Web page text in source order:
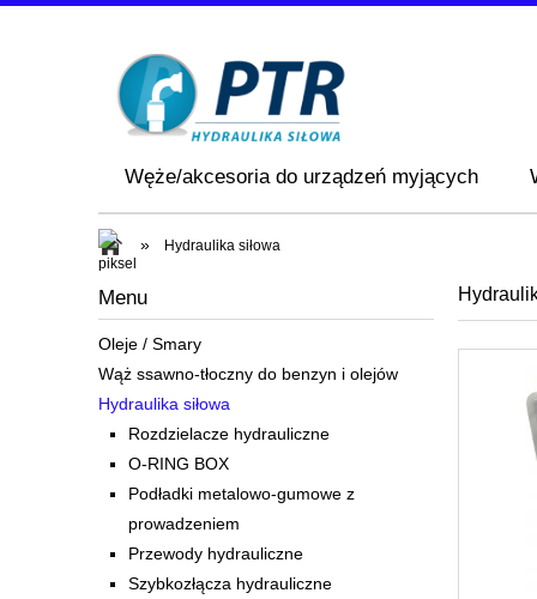
Węże/akcesoria do urządzeń myjących
» Hydraulika siłowa
Menu
Oleje / Smary
Wąż ssawno-tłoczny do benzyn i olejów
Hydraulika siłowa
Rozdzielacze hydrauliczne
O-RING BOX
Podładki metalowo-gumowe z
prowadzeniem
Przewody hydrauliczne
Szybkozłącza hydrauliczne